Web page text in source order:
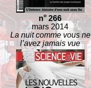
no 266
mars 2014
La nuit comme vous ne
l’avez jamais vue